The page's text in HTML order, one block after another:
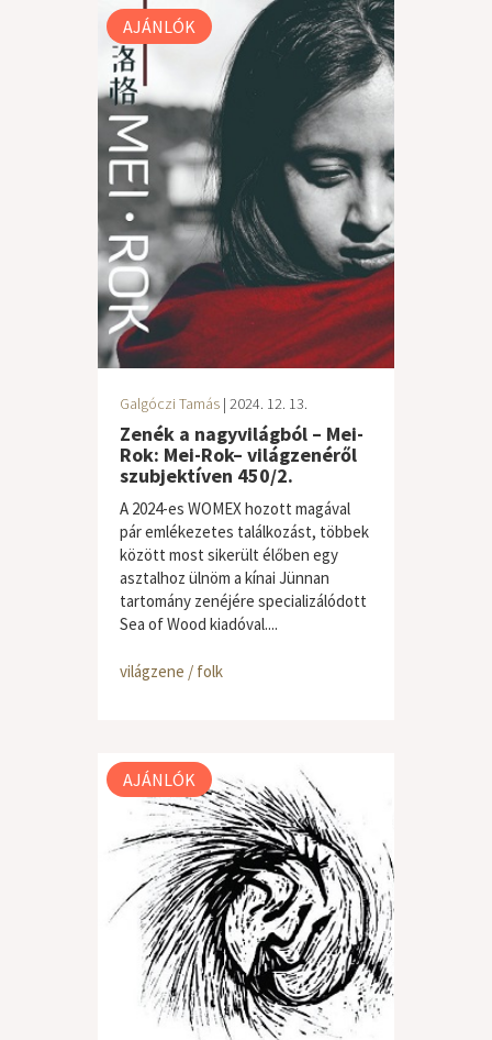
AJÁNLÓK
Galgóczi Tamás | 2024. 12. 13.
Zenék a nagyvilágból – Mei-
Rok: Mei-Rok– világzenéről
szubjektíven 450/2.
A 2024-es WOMEX hozott magával
pár emlékezetes találkozást, többek
között most sikerült élőben egy
asztalhoz ülnöm a kínai Jünnan
tartomány zenéjére specializálódott
Sea of Wood kiadóval....
világzene / folk
AJÁNLÓK